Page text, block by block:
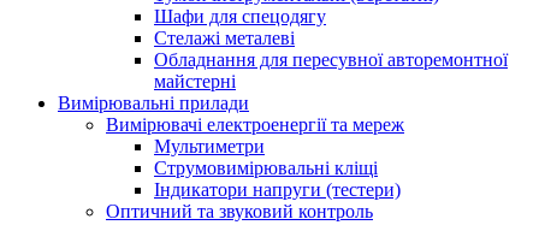
Шафи для спецодягу
Стелажі металеві
Обладнання для пересувної авторемонтної
майстерні
Вимірювальні прилади
Вимірювачі електроенергії та мереж
Мультиметри
Струмовимірювальні кліщі
Індикатори напруги (тестери)
Оптичний та звуковий контроль